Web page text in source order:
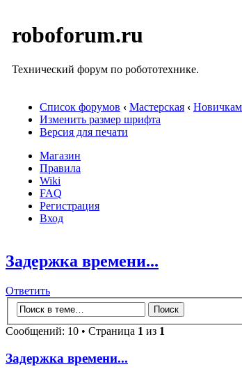
roboforum.ru
Технический форум по робототехнике.
Список форумов ‹ Мастерская ‹ Новичкам
Изменить размер шрифта
Версия для печати
Магазин
Правила
Wiki
FAQ
Регистрация
Вход
Задержка времени...
Ответить
Сообщений: 10 • Страница 1 из 1
Задержка времени...